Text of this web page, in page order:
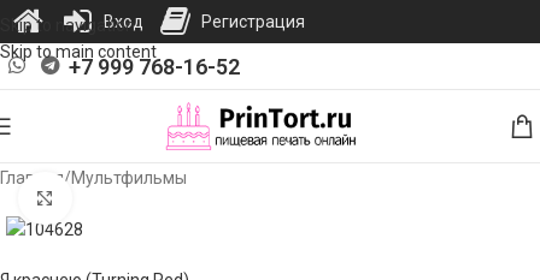
Skip to navigation
Skip to main content
+7 999 768-16-52
Главная/Мультфильмы
Вход Регистрация